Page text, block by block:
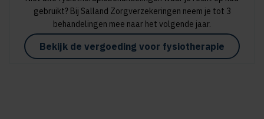
gebruikt? Bij Salland Zorgverzekeringen neem je tot 3
behandelingen mee naar het volgende jaar.
Bekijk de vergoeding voor fysiotherapie